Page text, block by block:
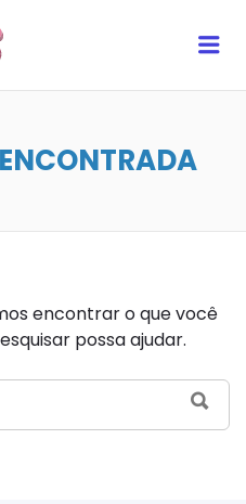
encontrar o que você
possa ajudar.